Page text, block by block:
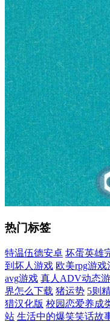
热门标签
特温伍德安卓 坏蛋英雄
到坏人游戏 欧美rpg游
avg游戏 真人ADV动态
界怎么下载 猪运势 5则
猎汉化版 校园恋爱养成
站 生活中的爆笑笑话故